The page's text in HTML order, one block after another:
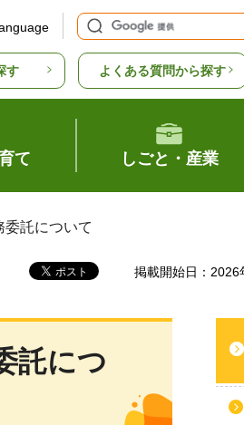
す よくある質問から探す
て しごと・産業
託について
掲載開始日：2026
託につ